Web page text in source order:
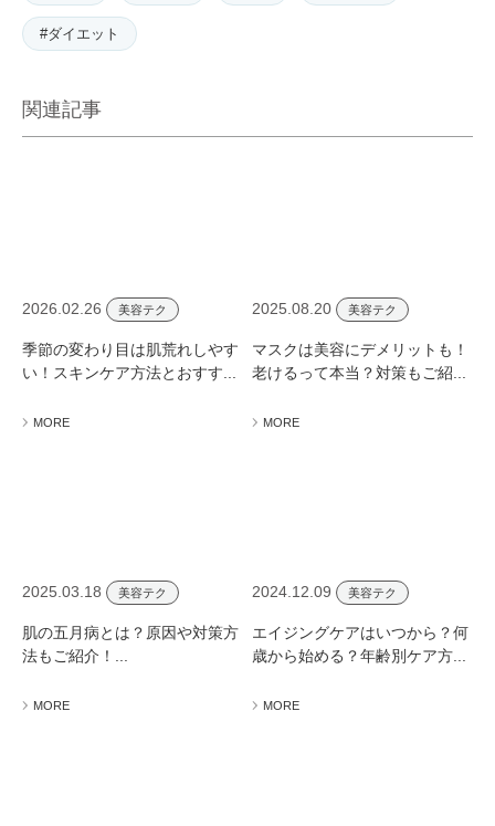
#ダイエット
関連記事
2026.02.26 美容テク
季節の変わり目は肌荒れしやす
い！スキンケア方法とおすす...
MORE
2025.08.20 美容テク
マスクは美容にデメリットも！
老けるって本当？対策もご紹...
MORE
2025.03.18 美容テク
肌の五月病とは？原因や対策方
法もご紹介！...
MORE
2024.12.09 美容テク
エイジングケアはいつから？何
歳から始める？年齢別ケア方...
MORE